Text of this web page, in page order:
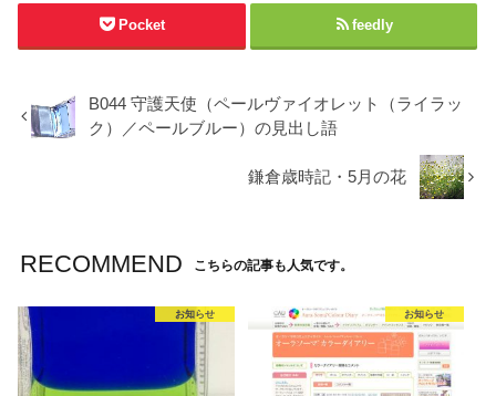
Pocket feedly
B044 守護天使（ペールヴァイオレット（ライラッ
ク）／ペールブルー）の見出し語
鎌倉歳時記・5月の花
RECOMMEND こちらの記事も人気です。
お知らせ お知らせ